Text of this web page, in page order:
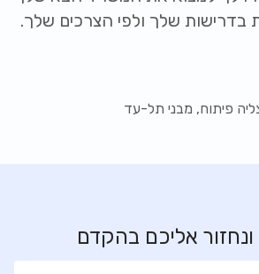
בדרישות שלך ולפי הצרכים שלך.
אליכם בהקדם